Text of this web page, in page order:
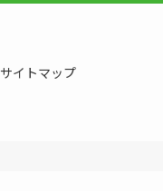
サイトマップ